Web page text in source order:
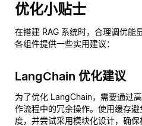
优化小贴士
在搭建 RAG 系统时，合理调优能
各组件提供一些实用建议：
LangChain 优化建议
为了优化 LangChain，需要通过
作流程中的冗余操作。使用缓存
度，并尝试采用模块化设计，确